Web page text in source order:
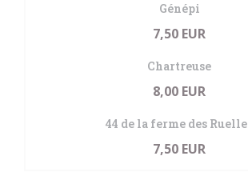
Génépi
7,50 EUR
Chartreuse
8,00 EUR
44 de la ferme des
7,50 EUR